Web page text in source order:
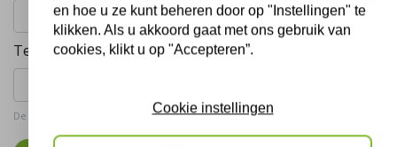
Telefoonnummer:
De gegevens die u hier verstrekt vallen onder onsprivacy statement
en hoe u ze kunt beheren door op "Instellingen" te
klikken. Als u akkoord gaat met ons gebruik van
cookies, klikt u op "Accepteren”.
Cookie instellingen